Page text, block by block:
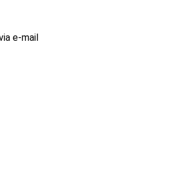
e-mail